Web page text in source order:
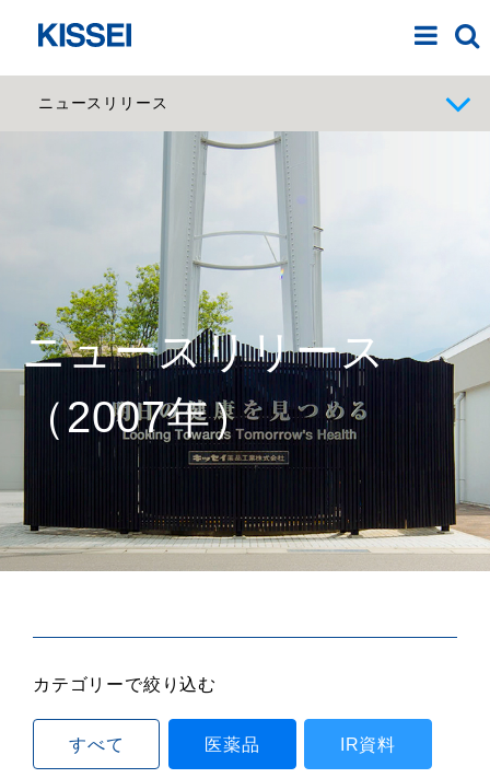
ニュースリリース
ニュースリリース
（2007年）
カテゴリーで絞り込む
すべて 医薬品 IR資料